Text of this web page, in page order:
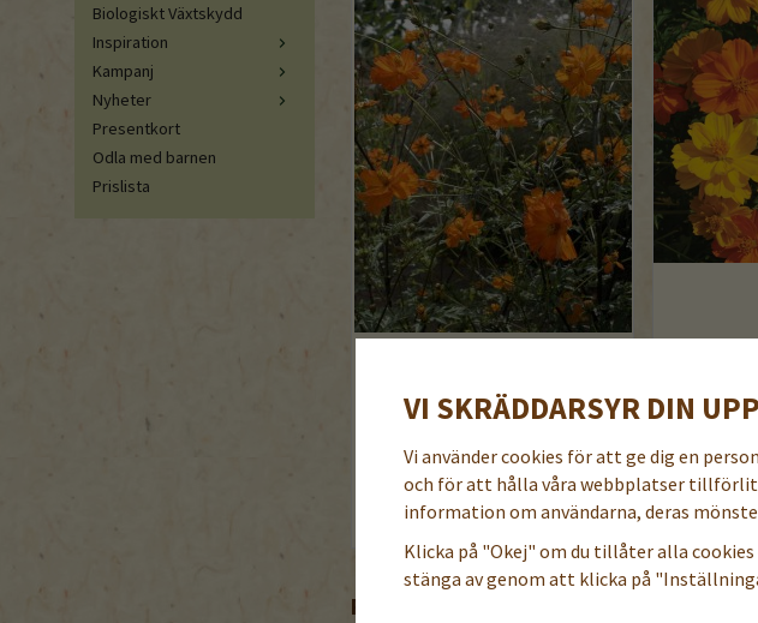
Biologiskt Växtskydd
Inspiration
Kampanj
Nyheter
Presentkort
Odla med barnen
Prislista
44 kr
Läs mer Köp nu
39 kr44 kr
Läs mer
POPULÄRA PRODUKTER
VI SKRÄDDARSYR DIN
Vi använder cookies för att ge dig en
och för att hålla våra webbplatser
information om användarna, deras
Klicka på "Okej" om du tillåter alla
stänga av genom att klicka på